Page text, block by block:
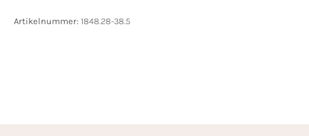
Artikelnummer: 1848.28-38.5